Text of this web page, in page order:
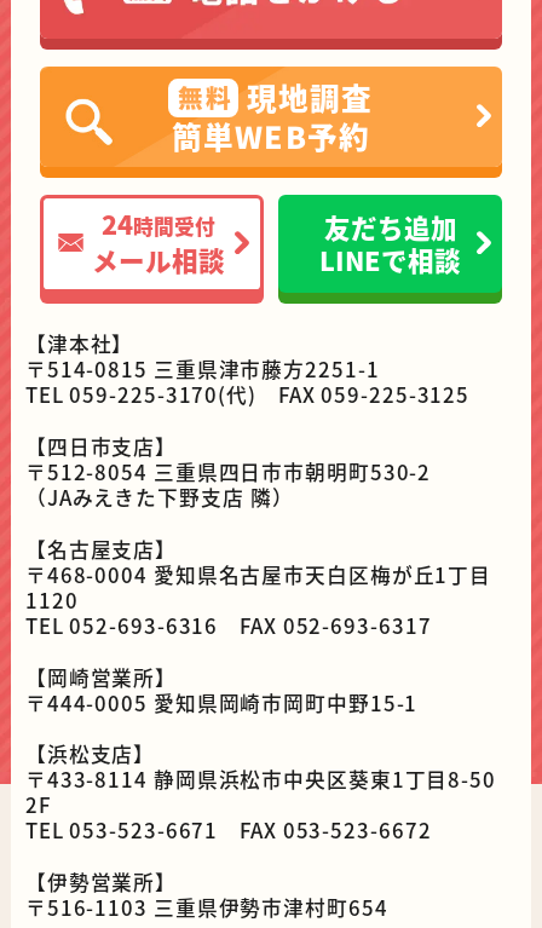
無料 現地調査
簡単WEB予約
24時間受付
メール相談
友だち追加
LINEで相談
【津本社】
〒514-0815 三重県津市藤方2251-1
TEL 059-225-3170(代) FAX 059-225-3125
【四日市支店】
〒512-8054 三重県四日市市朝明町530-2
（JAみえきた下野支店 隣）
【名古屋支店】
〒468-0004 愛知県名古屋市天白区梅が丘1丁目
1120
TEL 052-693-6316 FAX 052-693-6317
【岡崎営業所】
〒444-0005 愛知県岡崎市岡町中野15-1
【浜松支店】
〒433-8114 静岡県浜松市中央区葵東1丁目8-50
2F
TEL 053-523-6671 FAX 053-523-6672
【伊勢営業所】
〒516-1103 三重県伊勢市津村町654